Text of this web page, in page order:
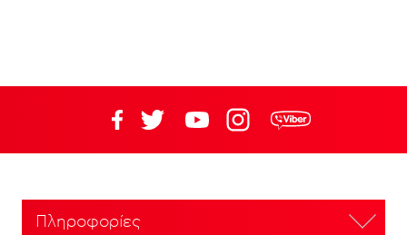
Πληροφορίες